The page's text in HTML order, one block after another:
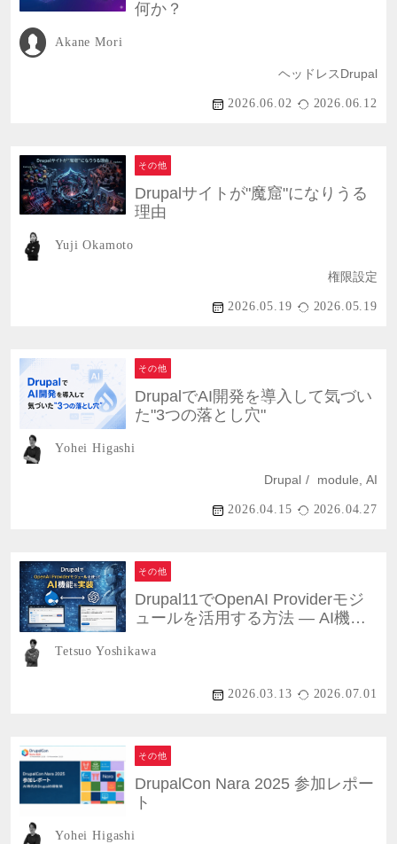
何か？
Akane Mori
ヘッドレスDrupal
2026.06.02 2026.06.12
その他
Drupalサイトが"魔窟"になりうる
理由
Yuji Okamoto
権限設定
2026.05.19 2026.05.19
その他
DrupalでAI開発を導入して気づい
た"3つの落とし穴"
Yohei Higashi
Drupal module, AI
2026.04.15 2026.04.27
その他
Drupal11でOpenAI Providerモジ
ュールを活用する方法 ― AI機能
Tetsuo Yoshikawa
2026.03.13 2026.07.01
その他
DrupalCon Nara 2025 参加レポー
ト
Yohei Higashi